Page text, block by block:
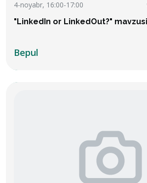
4-noyabr, 16:00-17:00
"LinkedIn or LinkedOut?"
Bepul